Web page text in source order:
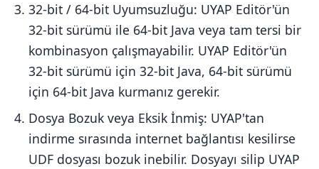
32-bit / 64-bit Uyumsuzluğu: UYAP Editör'ün
32-bit sürümü ile 64-bit Java veya tam tersi bir
kombinasyon çalışmayabilir. UYAP Editör'ün
32-bit sürümü için 32-bit Java, 64-bit sürümü
için 64-bit Java kurmanız gerekir.
Dosya Bozuk veya Eksik İnmiş: UYAP'tan
indirme sırasında internet bağlantısı kesilirse
UDF dosyası bozuk inebilir. Dosyayı silip UYAP